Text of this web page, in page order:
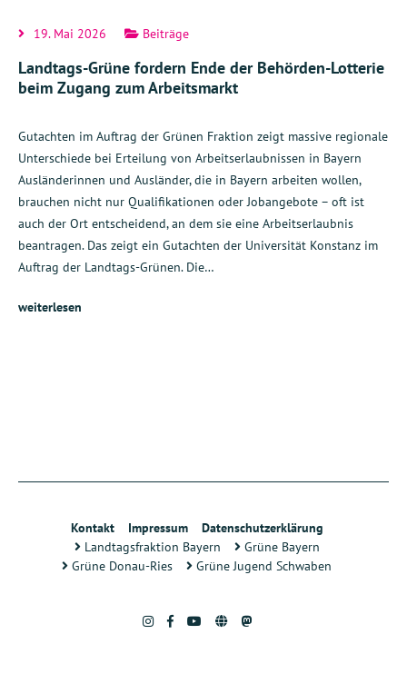
19. Mai 2026 Beiträge
Landtags-Grüne fordern Ende der Behörden-Lotterie
beim Zugang zum Arbeitsmarkt
Gutachten im Auftrag der Grünen Fraktion zeigt massive regionale
Unterschiede bei Erteilung von Arbeitserlaubnissen in Bayern
Ausländerinnen und Ausländer, die in Bayern arbeiten wollen,
brauchen nicht nur Qualifikationen oder Jobangebote – oft ist
auch der Ort entscheidend, an dem sie eine Arbeitserlaubnis
beantragen. Das zeigt ein Gutachten der Universität Konstanz im
Auftrag der Landtags-Grünen. Die…
weiterlesen
Kontakt Impressum
Datenschutzerklärung
Landtagsfraktion Bayern
Grüne Bayern
Grüne Donau-Ries
Grüne Jugend Schwaben